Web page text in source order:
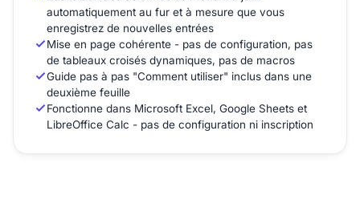
automatiquement au fur et à mesure que vous
enregistrez de nouvelles entrées
Mise en page cohérente - pas de configuration, pas
de tableaux croisés dynamiques, pas de macros
Guide pas à pas "Comment utiliser" inclus dans une
deuxième feuille
Fonctionne dans Microsoft Excel, Google Sheets et
LibreOffice Calc - pas de configuration ni inscription